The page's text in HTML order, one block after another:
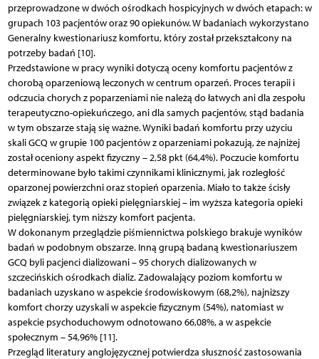
przeprowadzone w dwóch ośrodkach hospicyjnych w dwóch etapach: w
grupach 103 pacjentów oraz 90 opiekunów. W badaniach wykorzystano
Generalny kwestionariusz komfortu, który został przekształcony na
potrzeby badań [10].
Przedstawione w pracy wyniki dotyczą oceny komfortu pacjentów z
chorobą oparzeniową leczonych w centrum oparzeń. Proces terapii i
odczucia chorych z poparzeniami nie należą do łatwych ani dla zespołu
terapeutyczno-opiekuńczego, ani dla samych pacjentów, stąd badania
w tym obszarze stają się ważne. Wyniki badań komfortu przy użyciu
skali GCQ w grupie 100 pacjentów z oparzeniami pokazują, że najniżej
został oceniony aspekt fizyczny – 2,58 pkt (64,4%). Poczucie komfortu
determinowane było takimi czynnikami klinicznymi, jak rozległość
oparzonej powierzchni oraz stopień oparzenia. Miało to także ścisły
związek z kategorią opieki pielęgniarskiej – im wyższa kategoria opieki
pielęgniarskiej, tym niższy komfort pacjenta.
W dokonanym przeglądzie piśmiennictwa polskiego brakuje wyników
badań w podobnym obszarze. Inną grupą badaną kwestionariuszem
GCQ byli pacjenci dializowani – 95 chorych dializowanych w
szczecińskich ośrodkach dializ. Zadowalający poziom komfortu w
badaniach uzyskano w aspekcie środowiskowym (68,2%), najniższy
komfort chorzy uzyskali w aspekcie fizycznym (54%), natomiast w
aspekcie psychoduchowym odnotowano 66,08%, a w aspekcie
społecznym – 54,96% [11].
Przegląd literatury anglojęzycznej potwierdza słuszność zastosowania